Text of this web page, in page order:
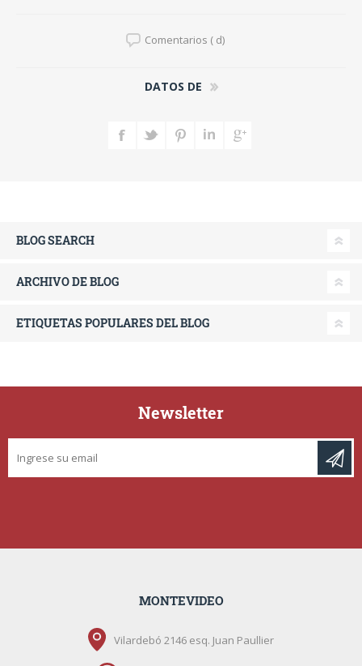
Comentarios ( d)
DATOS DE
BLOG SEARCH
ARCHIVO DE BLOG
ETIQUETAS POPULARES DEL BLOG
Newsletter
MONTEVIDEO
Vilardebó 2146 esq. Juan Paullier